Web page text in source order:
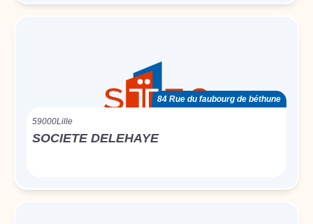
84 Rue du faubourg de béthune
59000Lille
SOCIETE DELEHAYE